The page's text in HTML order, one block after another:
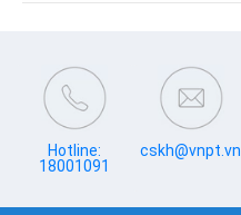
Hotline:
18001091
cskh@vnpt.vn